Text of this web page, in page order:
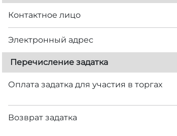
Контактное лицо
Электронный адрес
Перечисление задатка
Оплата задатка для участия в торгах
Возврат задатка